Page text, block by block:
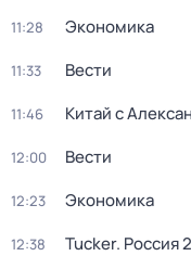
11:28 Экономика
11:33 Вести
11:46 Китай с
12:00 Вести
12:23 Экономика
12:38 Tucker. Россия